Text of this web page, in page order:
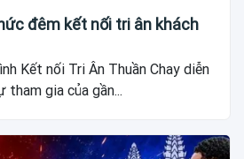
đêm kết nối tri ân khách
Kết nối Tri Ân Thuần Chay diễn
tham gia của gần...